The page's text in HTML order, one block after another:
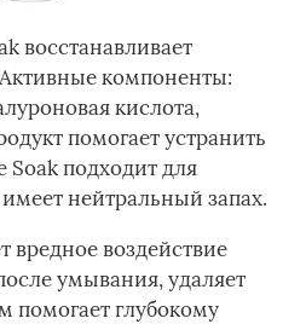
восстанавливает
компоненты:
кислота,
помогает устранить
подходит для
нейтральный запах.
вредное воздействие
умывания, удаляет
помогает глубокому